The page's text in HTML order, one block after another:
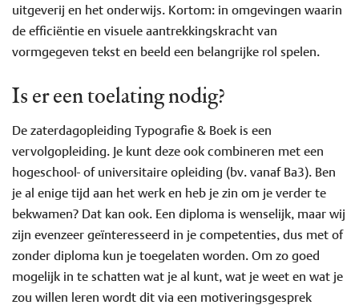
uitgeverij en het onderwijs. Kortom: in omgevingen waarin
de efficiëntie en visuele aantrekkingskracht van
vormgegeven tekst en beeld een belangrijke rol spelen.
Is er een toelating nodig?
De zaterdagopleiding Typografie & Boek is een
vervolgopleiding. Je kunt deze ook combineren met een
hogeschool- of universitaire opleiding (bv. vanaf Ba3). Ben
je al enige tijd aan het werk en heb je zin om je verder te
bekwamen? Dat kan ook. Een diploma is wenselijk, maar wij
zijn evenzeer geïnteresseerd in je competenties, dus met of
zonder diploma kun je toegelaten worden. Om zo goed
mogelijk in te schatten wat je al kunt, wat je weet en wat je
zou willen leren wordt dit via een motiveringsgesprek